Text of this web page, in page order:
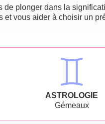
de plonger dans la
et vous aider à choisir un
ASTROLOGIE
Gémeaux